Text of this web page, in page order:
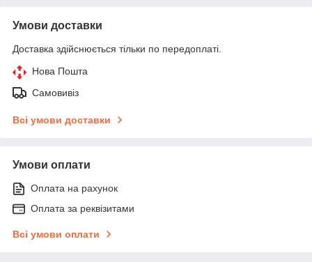
Умови доставки
Доставка здійснюється тільки по передоплаті.
Нова Пошта
Самовивіз
Всі умови доставки
Умови оплати
Оплата на рахунок
Оплата за реквізитами
Всі умови оплати